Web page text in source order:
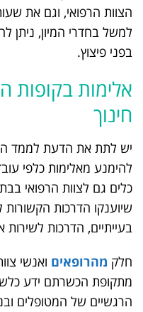
הצוות הרפואי, וגם את
למשל בחדרי המיון, ניתן
בפני פיצוץ.
אלימות בקופות
חינוך
יש לתת את הדעת לממד
להימנע מאלימות כלפי
כלים גם לצוות הרפואי
שיוענקו הדרכות הקשורות
בעייתיים, הדרכות לשירות
חלק מהרופאים ואנשי
מתקופת הכשרתם ידע
הרגשיים של המטופלים